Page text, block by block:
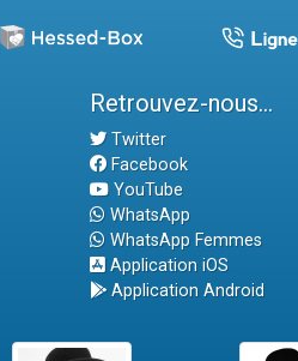
Retrouvez-nous...
Twitter
Facebook
YouTube
WhatsApp
WhatsApp Femmes
Application iOS
Application Android